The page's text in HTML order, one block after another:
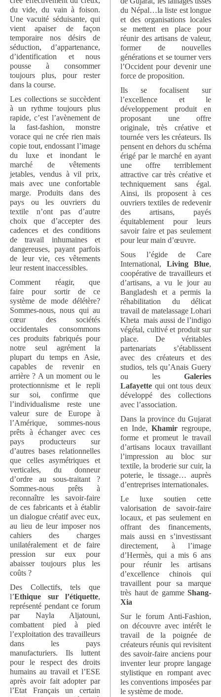
du vide, du vain à foison.
Une vacuité séduisante, qui
vient apaiser de façon
temporaire nos désirs de
séduction, d’appartenance,
d’identification et nous
pousse à consommer
toujours plus, pour rester
dans la course.
Les collections se succèdent
à un rythme toujours plus
rapide, c’est l’avènement de
la fast-fashion, monstre
vorace qui ne crée rien mais
copie tout, endossant l’image
du luxe et inondant le
marché de vêtements
jetables, vendus à vil prix,
mais avec une confortable
marge. Produits dans des
pays ou les ouvriers du
textile n’ont pas d’autre
choix que d’accepter des
cadences et des conditions
de travail inhumaines et
dangereuses, payant parfois
de leur vie, ces vêtements
leur restent inaccessibles.
Comment réagir, que
faire pour sortir de ce
système de mode délétère?
Sommes-nous, nous qui au
cœur des sociétés
occidentales consommons
ces produits fabriqués pour
notre seul agrément la
plupart du temps en Asie,
capables de revenir en
arrière ? A un moment ou le
protectionnisme et le repli
sur soi, confirme que
l’individualisme reste une
valeur sure de Europe à
l’Amérique, sommes-nous
prêts à échanger avec ces
pays producteurs sur
d’autres bases relationnelles
que celles asymétriques et
verticales, du donneur
d’ordre au sous-traitant ?
Sommes-nous prêts à
reconnaître les savoir-faire
de ces fabricants et à établir
un dialogue créatif avec eux,
au lieu de leur imposer nos
cahiers des charges
unilatéralement et de faire
pression sur eux pour
abaisser toujours plus les
coûts ?
Des Collectifs, tels que
l’Ethique sur l’étiquette,
représenté pendant ce forum
par Nayla Aljatouni,
combattent pied à pied
l’exploitation des travailleurs
dans les pays
manufacturiers. Ils luttent
pour le respect des droits
humains au travail et l’ESE
après avoir fait adopter par
l’Etat Français un certain
du Népal…la liste est longue
et des organisations locales
se mettent en place pour
réunir des artisans de valeur,
former de nouvelles
générations et se tourner vers
l’Occident pour devenir une
force de proposition.
Ils se focalisent sur
l’excellence et le
développement produit en
proposant une offre
originale, très créative et
tournée vers les créateurs. Ils
pensent en dehors du schéma
érigé par le marché en ayant
une offre terriblement
attractive car très créative et
techniquement sans égal.
Ainsi, ils proposent à ces
ouvriers textiles de redevenir
des artisans, payés
équitablement pour leurs
savoir faire et pas seulement
pour leur main d’œuvre.
Sous l’égide de Care
International, Living Blue,
coopérative de travailleurs et
d’artisans, a vu le jour au
Bangladesh et a permis la
réhabilitation du délicat
travail de matelassage Lohari
Kheta mais aussi de l’indigo
végétal, cultivé et produit sur
place. De véritables
partenariats s’établissent
avec des créateurs et des
studios, tels qu’Anais Guery
ou les Galeries
Lafayette qui ont tous deux
développé des collections
avec l’association.
Dans la province du Gujarat
en Inde, Khamir regroupe,
forme et promeut le travail
d’artisans locaux travaillant
l’impression au bloc sur
textile, la broderie sur cuir, la
poterie, le tissage… auprès
d’entreprises internationales.
Le luxe soutien cette
valorisation de savoir-faire
locaux, et pas seulement en
offrant des financements,
mais aussi en s’investissant
directement, à l’image
d’Hermès, qui a mis 6 ans
pour réunir les artisans
d’excellence chinois qui
travaillent pour sa marque
très haut de gamme Shang-
Xia
Sur le forum Anti-Fashion,
on découvre avec intérêt le
travail de la poignée de
créateurs réunis qui revisitent
des savoir-faire anciens pour
inventer leur propre langage
stylistique en rompant avec
les conventions imposées par
le système de mode.